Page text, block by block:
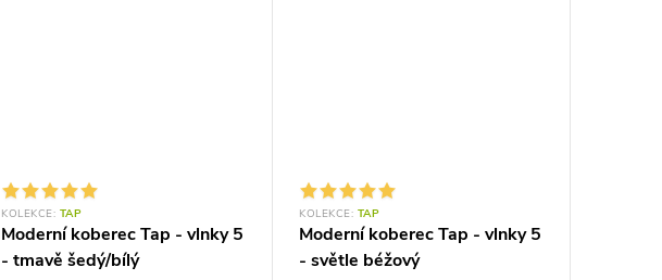
KOLEKCE: TAP
Moderní koberec Tap - vlnky 5
- tmavě šedý/bílý
KOLEKCE: TAP
Moderní koberec Tap - vlnky 5
- světle béžový